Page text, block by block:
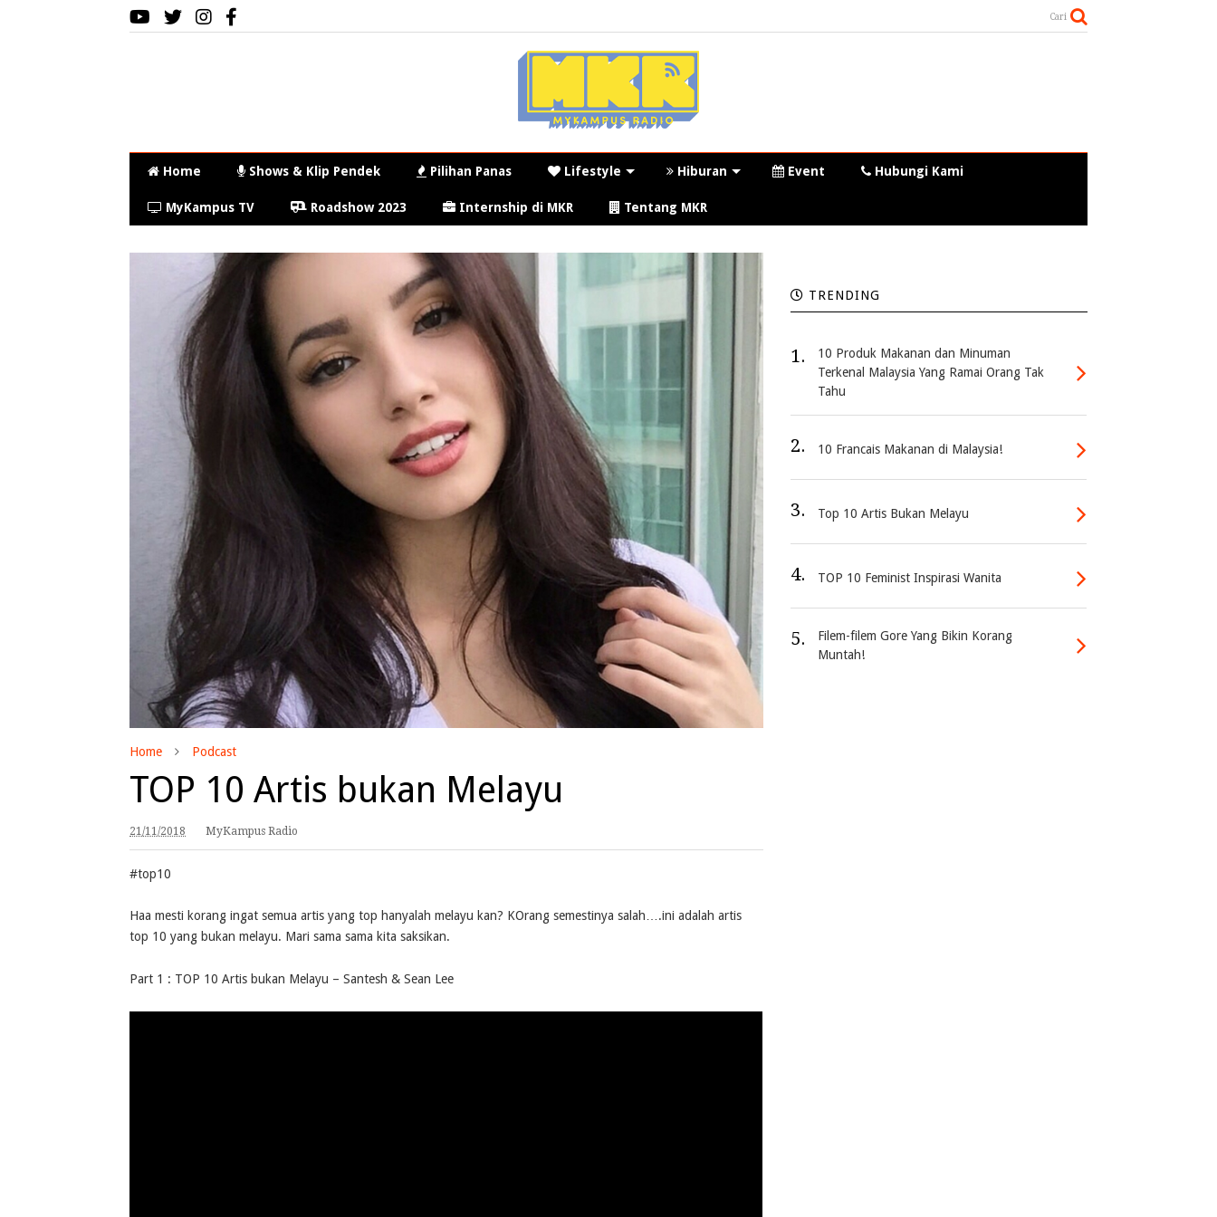
Cari
Home Shows & Klip Pendek Pilihan Panas Lifestyle Hiburan Event Hubungi Kami
MyKampus TV Roadshow 2023 Internship di MKR Tentang MKR
Home Podcast
TOP 10 Artis bukan Melayu
21/11/2018 MyKampus Radio
#top10
Haa mesti korang ingat semua artis yang top hanyalah melayu kan? KOrang semestinya salah….ini adalah artis
top 10 yang bukan melayu. Mari sama sama kita saksikan.
Part 1 : TOP 10 Artis bukan Melayu – Santesh & Sean Lee
TRENDING
1.
10 Produk Makanan dan Minuman
Terkenal Malaysia Yang Ramai Orang Tak
Tahu
2. 10 Francais Makanan di Malaysia!
3. Top 10 Artis Bukan Melayu
4. TOP 10 Feminist Inspirasi Wanita
5.
Filem-filem Gore Yang Bikin Korang
Muntah!